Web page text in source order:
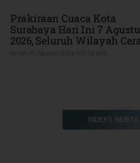
Prakiraan Cuaca Kota
Surabaya Hari Ini 7
2026, Seluruh Wilayah
INDEKS BERITA